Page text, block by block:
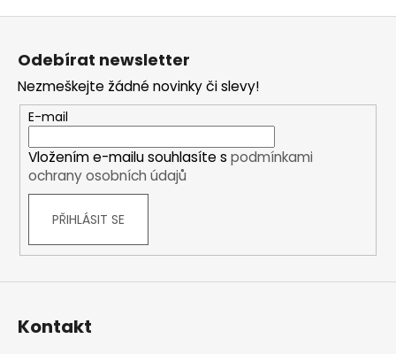
Z
Odebírat newsletter
Nezmeškejte žádné novinky či slevy!
E-mail
Vložením e-mailu souhlasíte s podmínkami
ochrany osobních údajů
PŘIHLÁSIT SE
Kontakt